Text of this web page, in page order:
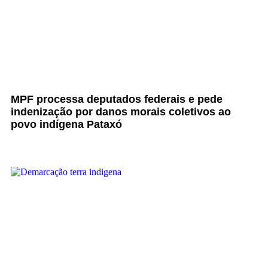
MPF processa deputados federais e pede
indenização por danos morais coletivos ao
povo indígena Pataxó